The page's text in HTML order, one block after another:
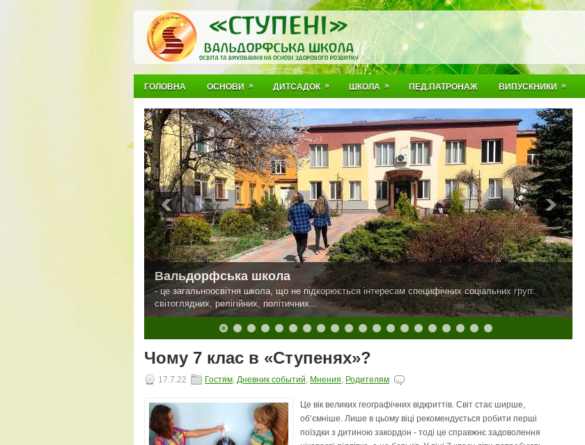
ГОЛОВНА ОСНОВИ » ДИТСАДОК » ШКОЛА » ПЕД.ПАТРОНАЖ ВИПУСКНИКИ »
Вальдорфська педагогіка
створена для задовольнення потреб дитини і має на меті розвиток її власного потенціалу.
Чому 7 клас в «Ступенях»?
17.7.22 Гостям, Дневник событий, Мнения, Родителям
Це вік великих географічних відкриттів. Світ стає ширше,
об‘ємніше. Лише в цьому віці рекомендується робити перші
поїздки з дитиною закордон - тоді це справжнє задоволення